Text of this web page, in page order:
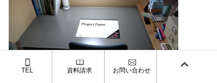
宮崎建設の会社内に
TEL 資料請求 お問い合わせ